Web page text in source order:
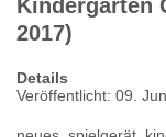
Kindergarten
2017)
Details
Veröffentlicht: 09.